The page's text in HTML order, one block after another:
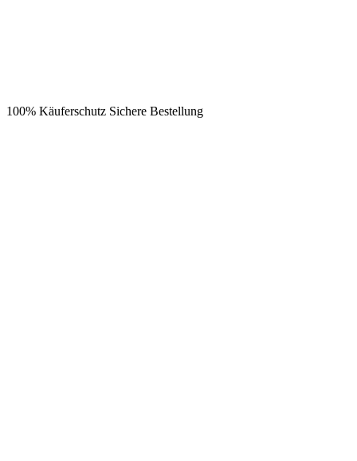
100% Käuferschutz Sichere Bestellung